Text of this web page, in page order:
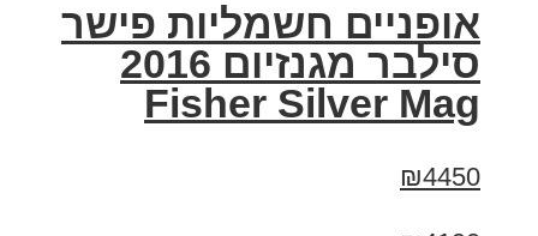
אופניים חשמליות פישר
סילבר מגנזיום 2016
Fisher Silver Mag
₪4450